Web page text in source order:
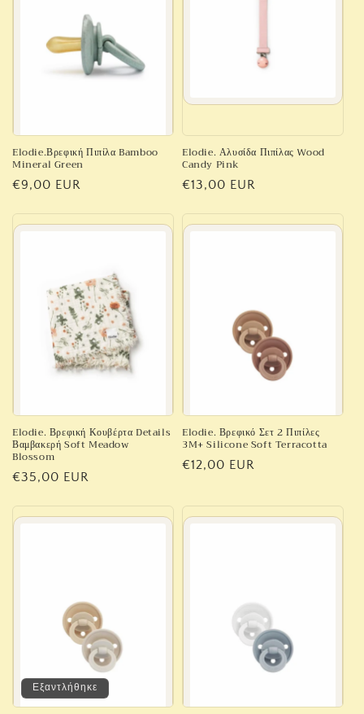
Elodie.Βρεφική Πιπίλα Bamboo
Mineral Green
Κανονική
€9,00 EUR
Elodie. Αλυσίδα Πιπίλας Wood
Candy Pink
Κανονική
€13,00 EUR
Elodie. Βρεφική Κουβέρτα Details
Βαμβακερή Soft Meadow
Blossom
Κανονική
€35,00 EUR
Elodie. Βρεφικό Σετ 2 Πιπίλες
3M+ Silicone Soft Terracotta
Κανονική
€12,00 EUR
Εξαντλήθηκε